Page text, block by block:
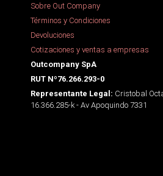
Sobre Out Company
Términos y Condiciones
Devoluciones
Cotizaciones y ventas a empresas
Outcompany SpA
RUT Nº76.266.293-0
Representante Legal: Cristobal
16.366.285-k - Av Apoquindo 7331